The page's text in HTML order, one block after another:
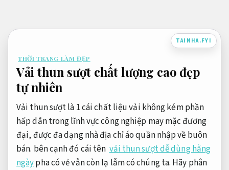
nội
TAINHA.FYI
THỜI TRANG LÀM ĐẸP
Vải thun sượt chất lượng cao đẹp
tự nhiên
Vải thun sượt là 1 cái chất liệu vải không kém phần
hấp dẫn trong lĩnh vực công nghiệp may mặc đương
đại, được đa dạng nhà địa chỉ áo quần nhập về buôn
bán. bên cạnh đó cái tên vải thun sượt dễ dùng hằng
ngàypha có vẻ vẫn còn lạ lẫm có chúng ta. Hãy phân